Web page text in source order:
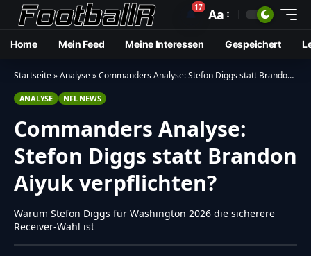
🔔17 Aa
Home Mein Feed Meine Interessen Gespeichert
Startseite»Analyse»Commanders Analyse: Stefon Diggs statt Brandon Aiyuk verpflichten?
ANALYSE NFL NEWS
Commanders Analyse:
Stefon Diggs statt Brandon
Aiyuk verpflichten?
Warum Stefon Diggs für Washington 2026 die sicherere
Receiver-Wahl ist